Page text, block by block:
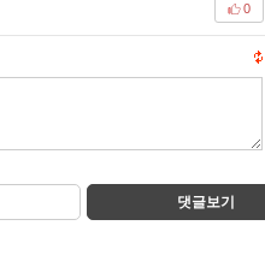
0
댓글보기